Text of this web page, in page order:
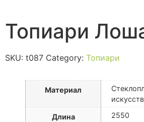
Топиари
SKU: t087 Category: Топиари
Материал
Длина 2550